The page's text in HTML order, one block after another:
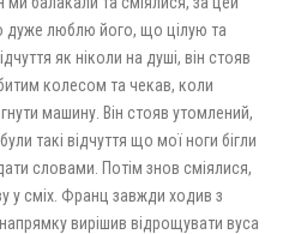
дуже люблю його, що цілую та
як ніколи на душі, він стояв
колесом та чекав, коли
машину. Він стояв утомлений,
такі відчуття що мої ноги бігли
словами. Потім знов сміялися,
у сміх. Франц завжди ходив з
вирішив відрощувати вуса